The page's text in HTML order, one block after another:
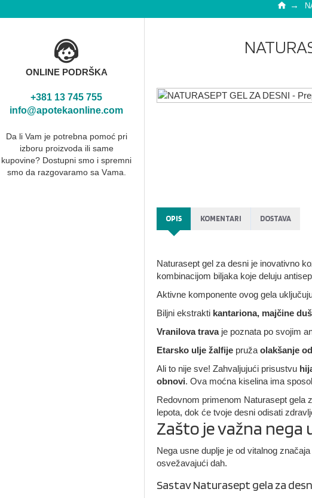
ONLINE PODRŠKA
+381 13 745 755
info@apotekaonline.com
Da li Vam je potrebna pomoć pri
izboru proizvoda ili same
kupovine? Dostupni smo i spremni
smo dа rаzgovаrаmo sа Vаmа.
OPIS KOMENTARI DOSTAVA
Naturasept gel za desni je inovativno
kombinacijom biljaka koje deluju
Aktivne komponente ovog gela
Biljni ekstrakti kantariona, majčine
Vranilova travaje poznata po svojim
Etarsko ulje žalfije pruža olakšanje
Ali to nije sve! Zahvaljujući prisustvu
obnovi. Ova moćna kiselina ima
Redovnom primenom Naturasept gela
lepota, dok će tvoje desni odisati
Zašto je važna nega
Nega usne duplje je od vitalnog
osvežavajući dah.
Sastav Naturasept gela za